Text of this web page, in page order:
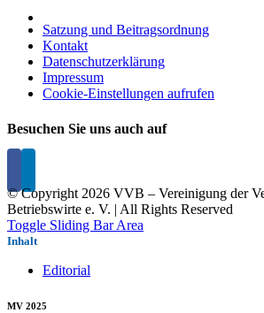
Satzung und Beitragsordnung
Kontakt
Datenschutzerklärung
Impressum
Cookie-Einstellungen aufrufen
Besuchen Sie uns auch auf
© Copyright 2026 VVB – Vereinigung der
Betriebswirte e. V. | All Rights Reserved
Toggle Sliding Bar Area
Inhalt
Editorial
MV 2025